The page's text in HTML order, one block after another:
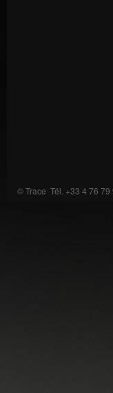
© Trace Tél. +33 4 76